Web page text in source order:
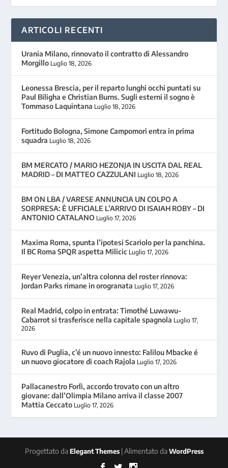
ARTICOLI RECENTI
Urania Milano, rinnovato il contratto di Alessandro
Morgillo Luglio 18, 2026
Leonessa Brescia, per il reparto lunghi occhi puntati su
Paul Biligha e Christian Burns. Sugli esterni il sogno è
Tommaso Laquintana Luglio 18, 2026
Fortitudo Bologna, Simone Campomori entra in prima
squadra Luglio 18, 2026
BM MERCATO / MARIO HEZONJA IN USCITA DAL REAL
MADRID – DI MATTEO CAZZULANI Luglio 18, 2026
BM ON LBA / VARESE ANNUNCIA UN COLPO A
SORPRESA: È UFFICIALE L’ARRIVO DI ISAIAH ROBY – DI
ANTONIO CATALANO Luglio 17, 2026
Maxima Roma, spunta l’ipotesi Scariolo per la panchina.
Il BC Roma SPQR aspetta Milicic Luglio 17, 2026
Reyer Venezia, un’altra colonna del roster rinnova:
Jordan Parks rimane in orogranata Luglio 17, 2026
Real Madrid, colpo in entrata: Timothé Luwawu-
Cabarrot si trasferisce nella capitale spagnola Luglio 17,
2026
Ruvo di Puglia, c’é un nuovo innesto: Falilou Mbacke é
un nuovo giocatore di coach Rajola Luglio 17, 2026
Pallacanestro Forlì, accordo trovato con un altro
giovane: dall’Olimpia Milano arriva il classe 2007
Mattia Ceccato Luglio 17, 2026
Progettato daElegant Themes| Alimentato daWordPress